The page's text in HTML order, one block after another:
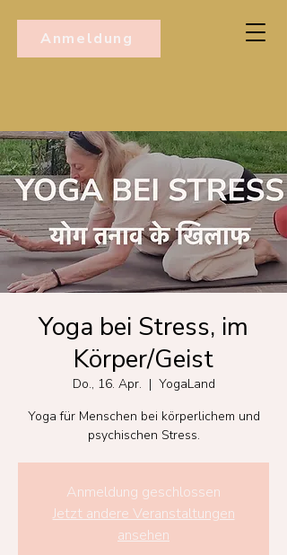
Anmeldung
Yoga bei Stress, im
Körper/Geist
Do., 16. Apr.
  |
YogaLand
Yoga für Menschen bei körperlichem und
psychischen Stress.
Anmeldung geschlossen
Jetzt andere Veranstaltungen
ansehen